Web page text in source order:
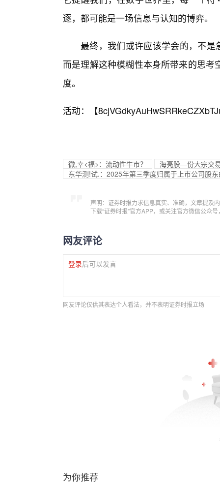
逐，都可能是一场信息与认知的博弈。
最终，我们或许应该学会的，不是
而是理解这种模糊性本身所带来的思
度。
活动：【
微,幸<福>：流动性牛市？
海亮股—份大宗交
东华测!试.：2025年第三季度归属于上市公司股
声明：证券时报力求信息真实、准确，文章提及
下载“证券时报”官方APP，或关注官方微信公众
网友评论
登录后可以发言
网友评论仅供其表达个人看法，并不表明证券时报立场
为你推荐